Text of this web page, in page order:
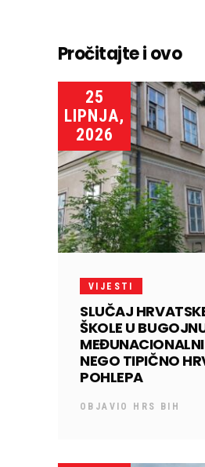
Pročitajte i ovo
25
LIPNJA,
2026
VIJESTI
SLUČAJ
ŠKOLE U
NEGO TIPIČNO
POHLEPA
OBJAVIO HRS BIH